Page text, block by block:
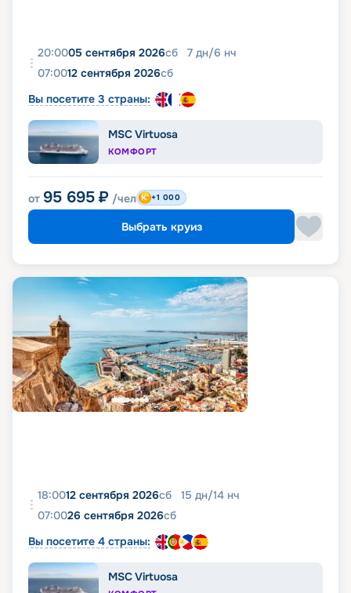
20:0005 сентября 2026сб 7 дн/6 нч
07:0012 сентября 2026сб
Вы посетите 3 страны:
MSC Virtuosa
КОМФОРТ
от 95 695 ₽ /чел +1 000
Выбрать круиз
18:0012 сентября 2026сб 15 дн/14 нч
07:0026 сентября 2026сб
Вы посетите 4 страны:
MSC Virtuosa